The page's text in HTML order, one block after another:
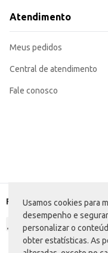
Usamos cookies para
desempenho e
personalizar o
obter estatísticas. As
A Sobrecoxa de Frango Uniaves
transporte, tornando-a uma
Marca: Uniaves
Categoria: Corte de frango
EAN: 7898938706322
Atendimento
Meus pedidos
Central de atendimento
Fale conosco
Formas de pagamento